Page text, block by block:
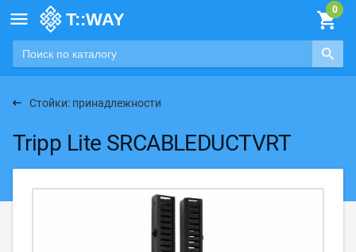

Стойки: принадлежности
Tripp Lite SRCABLEDUCTVRT